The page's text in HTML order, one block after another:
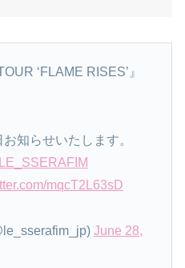
‘FLAME RISES’』
知らせいたします。
mqcT2L63sD
June 28,